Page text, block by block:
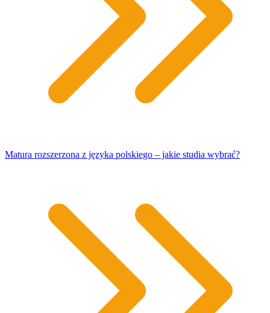
Matura rozszerzona z języka polskiego – jakie studia wybrać?